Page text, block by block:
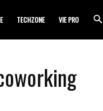
TECHZONE VIE PRO